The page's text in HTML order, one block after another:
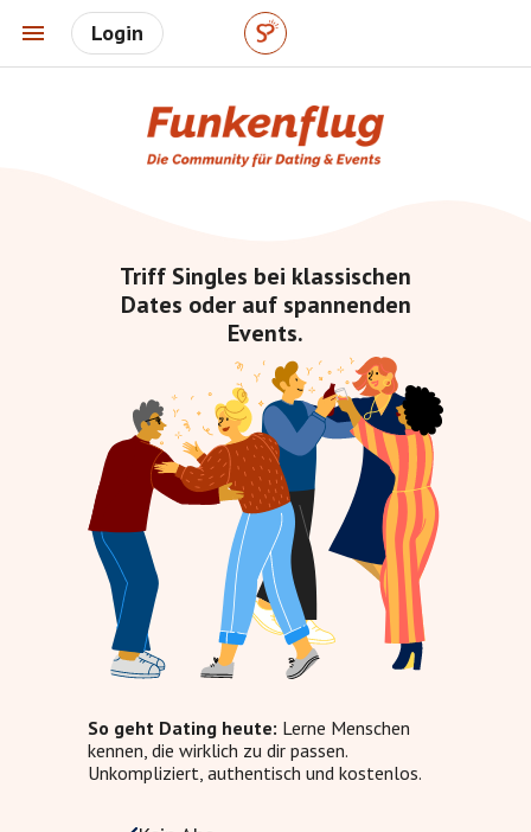
Login
Triff Singles bei klassischen
Dates oder auf spannenden
Events.
So geht Dating heute: Lerne Menschen
kennen, die wirklich zu dir passen.
Unkompliziert, authentisch und kostenlos.